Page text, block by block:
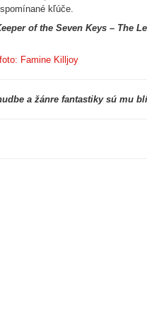
kľúče.
of the Seven Keys – The
Famine Killjoy
a žánre fantastiky sú mu